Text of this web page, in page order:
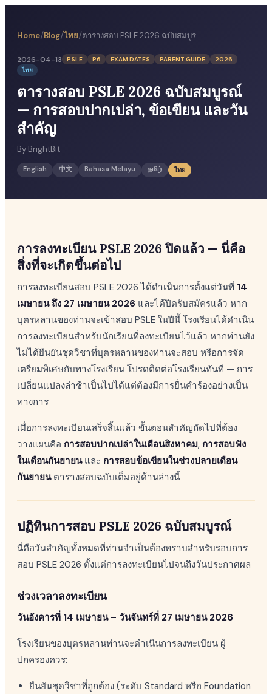
Home/Blog/ไทย/ ตารางสอบ PSLE 2026 ฉบับสมบูรณ์ — การสอบปากเปล่า, ข้อเขียน และวันสำคัญ
2026-04-13 PSLE P6 EXAM DATES PARENT GUIDE
2026
ไทย
ตารางสอบ PSLE 2026 ฉบับสมบูรณ์
— การสอบปากเปล่า, ข้อเขียน และวัน
สำคัญ
By BrightBit
English 中文 Bahasa Melayu தமிழ் ไทย
การลงทะเบียน PSLE 2026 ปิดแล้ว — นี่คือ
สิ่งที่จะเกิดขึ้นต่อไป
การลงทะเบียนสอบ PSLE 2026 ได้ดำเนินการตั้งแต่วันที่ 14
เมษายน ถึง 27 เมษายน 2026 และได้ปิดรับสมัครแล้ว หาก
บุตรหลานของท่านจะเข้าสอบ PSLE ในปีนี้ โรงเรียนได้ดำเนิน
การลงทะเบียนสำหรับนักเรียนที่ลงทะเบียนไว้แล้ว หากท่านยัง
ไม่ได้ยืนยันชุดวิชาที่บุตรหลานของท่านจะสอบ หรือการจัด
เตรียมพิเศษกับทางโรงเรียน โปรดติดต่อโรงเรียนทันที — การ
เปลี่ยนแปลงล่าช้าเป็นไปได้แต่ต้องมีการยื่นคำร้องอย่างเป็น
ทางการ
เมื่อการลงทะเบียนเสร็จสิ้นแล้ว ขั้นตอนสำคัญถัดไปที่ต้อง
วางแผนคือ การสอบปากเปล่าในเดือนสิงหาคม, การสอบฟัง
ในเดือนกันยายนและ การสอบข้อเขียนในช่วงปลายเดือน
กันยายนตารางสอบฉบับเต็มอยู่ด้านล่างนี้
ปฏิทินการสอบ PSLE 2026 ฉบับสมบูรณ์
นี่คือวันสำคัญทั้งหมดที่ท่านจำเป็นต้องทราบสำหรับรอบการ
สอบ PSLE 2026 ตั้งแต่การลงทะเบียนไปจนถึงวันประกาศผล
ช่วงเวลาลงทะเบียน
วันอังคารที่ 14 เมษายน – วันจันทร์ที่ 27 เมษายน 2026
โรงเรียนของบุตรหลานท่านจะดำเนินการลงทะเบียน ผู้
ปกครองควร:
ยืนยันชุดวิชาที่ถูกต้อง (ระดับ Standard หรือ Foundation